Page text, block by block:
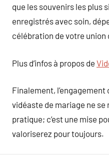
que les souvenirs les plus
enregistrés avec soin,
célébration de votre
Plus d’infos à propos de
Finalement,
vidéaste de mariage ne se
pratique; c’est une mise
valoriserez pour toujours.